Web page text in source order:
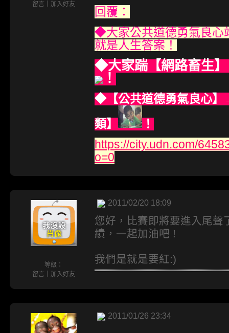
留言
加入好友
回覆：
◆大家公共道德勇氣良
就是人生答案！
◆大家踹【網路畜生
！
◆【公共道德勇氣良心
類】
！
https://city.udn.com/
o=0
等級：
留言
加入好友
2011/02/20 18:09
您好，比賽即將要進入尾聲
績，一起加油吧 !
我們是就是要紅:)
2011/01/26 23:34